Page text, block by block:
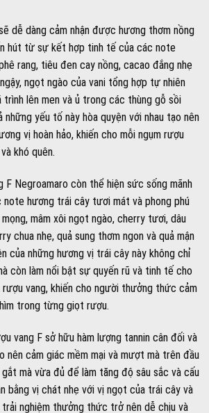
hương trái cây tươi mát và phong phú
mâm xôi ngọt ngào, cherry tươi, dâu
chua nhẹ, quả sung thơm ngon và quả mận
của những hương vị trái cây này không chỉ
còn làm nổi bật sự quyến rũ và tinh tế cho
vang, khiến cho người thưởng thức cảm
trong từng giọt rượu.
nên cảm giác mềm mại và mượt mà trên đầu
mà vừa đủ để làm tăng độ sâu sắc và cấu
bằng vị chát nhẹ với vị ngọt của trái cây và
trải nghiệm thưởng thức trở nên dễ chịu và
đối tượng người dùng từ những người mới
gia sành vang.
dòng vang Ý cao cấp này rất bền bỉ và đầy
đã trôi qua. Hậu vị kéo dài với sự pha trộn
vị trái cây và gia vị, khiến cho cảm giác
lại lâu dài trên vòm miệng. Chính những đặc
khác biệt và giá trị vượt trội của rượu vang
cao cấp hiện nay.